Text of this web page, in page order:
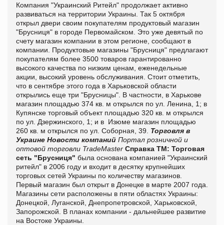
Компания "Украинский Ритейл" продолжает активно
развиваться на территории Украины. Так 5 октября
открыл двери своим покупателям продуктовый магазин
"Брусниця" в городе Первомайском. Это уже девятый по
счету магазин компании в этом регионе, сообщают в
компании. Продуктовые магазины "Брусниця" предлагают
покупателям более 3500 товаров гарантированно
высокого качества по низким ценам, еженедельные
акции, высокий уровень обслуживания. Стоит отметить,
что в сентябре этого года в Харьковской области
открылись еще три "Брусницы". В частности, в Харькове
магазин площадью 374 кв. м открылся по ул. Ленина, 1; в
Купянске торговый объект площадью 320 кв. м открылся
по ул. Дзержинского, 1; и в Изюме магазин площадью
260 кв. м открылся по ул. Соборная, 39. Торговля в
Украине Новости компаний Портал розничной и
оптовой торговли TradeMaster Справка ТМ: Торговая
сеть "Брусниця" была основана компанией "Украинский
ритейл" в 2006 году и входит в десятку крупнейших
торговых сетей Украины по количеству магазинов.
Первый магазин был открыт в Донецке в марте 2007 года.
Магазины сети расположены в пяти областях Украины:
Донецкой, Луганской, Днепропетровской, Харьковской,
Запорожской. В планах компании - дальнейшее развитие
на Востоке Украины.